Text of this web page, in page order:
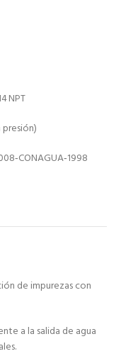
NPT
presión)
de impurezas con
a la salida de agua